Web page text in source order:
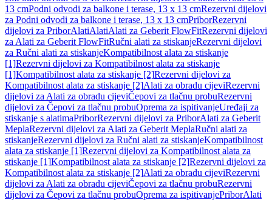
13 cmPodni odvodi za balkone i terase, 13 x 13 cmRezervni dijelovi
za Podni odvodi za balkone i terase, 13 x 13 cmPriborRezervni
dijelovi za PriborAlatiAlatiAlati za Geberit FlowFitRezervni dijelovi
za Alati za Geberit FlowFitRučni alati za stiskanjeRezervni dijelovi
za Ručni alati za stiskanjeKompatibilnost alata za stiskanje
[1]Rezervni dijelovi za Kompatibilnost alata za stiskanje
[1]Kompatibilnost alata za stiskanje [2]Rezervni dijelovi za
Kompatibilnost alata za stiskanje [2]Alati za obradu cijeviRezervni
dijelovi za Alati za obradu cijeviČepovi za tlačnu probuRezervni
dijelovi za Čepovi za tlačnu probuOprema za ispitivanjeUređaji za
stiskanje s alatimaPriborRezervni dijelovi za PriborAlati za Geberit
MeplaRezervni dijelovi za Alati za Geberit MeplaRučni alati za
stiskanjeRezervni dijelovi za Ručni alati za stiskanjeKompatibilnost
alata za stiskanje [1]Rezervni dijelovi za Kompatibilnost alata za
stiskanje [1]Kompatibilnost alata za stiskanje [2]Rezervni dijelovi za
Kompatibilnost alata za stiskanje [2]Alati za obradu cijeviRezervni
dijelovi za Alati za obradu cijeviČepovi za tlačnu probuRezervni
dijelovi za Čepovi za tlačnu probuOprema za ispitivanjePriborAlati